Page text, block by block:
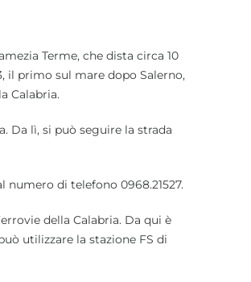
Terme, che dista circa 10
il primo sul mare dopo Salerno,
Calabria.
Da lì, si può seguire la strada
di telefono 0968.21527.
della Calabria. Da qui è
utilizzare la stazione FS di